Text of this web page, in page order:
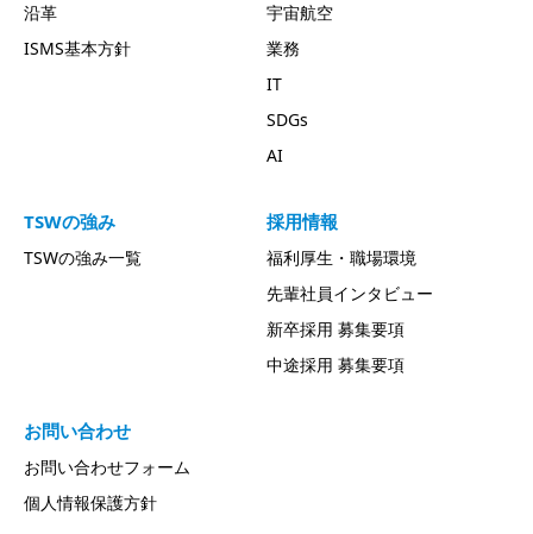
沿革
ISMS基本方針
宇宙航空
業務
IT
SDGs
AI
TSWの強み
TSWの強み一覧
採用情報
福利厚⽣・職場環境
先輩社員インタビュー
新卒採用 募集要項
中途採用 募集要項
お問い合わせ
お問い合わせフォーム
個人情報保護方針